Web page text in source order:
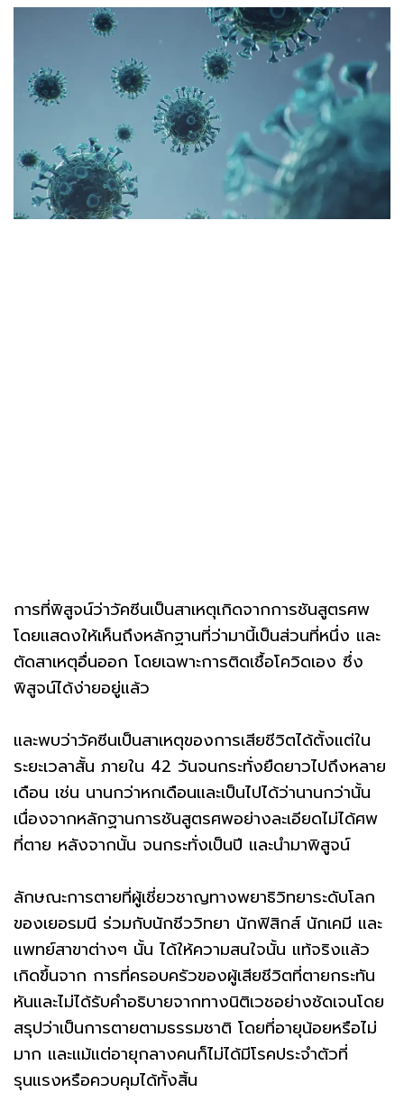
การที่พิสูจน์ว่าวัคซีนเป็นสาเหตุเกิดจากการชันสูตรศพ
โดยแสดงให้เห็นถึงหลักฐานที่ว่ามานี้เป็นส่วนที่หนึ่ง และ
ตัดสาเหตุอื่นออก โดยเฉพาะการติดเชื้อโควิดเอง ซึ่ง
พิสูจน์ได้ง่ายอยู่แล้ว
และพบว่าวัคซีนเป็นสาเหตุของการเสียชีวิตได้ตั้งแต่ใน
ระยะเวลาสั้น ภายใน 42 วันจนกระทั่งยืดยาวไปถึงหลาย
เดือน เช่น นานกว่าหกเดือนและเป็นไปได้ว่านานกว่านั้น
เนื่องจากหลักฐานการชันสูตรศพอย่างละเอียดไม่ได้ศพ
ที่ตาย หลังจากนั้น จนกระทั่งเป็นปี และนำมาพิสูจน์
ลักษณะการตายที่ผู้เชี่ยวชาญทางพยาธิวิทยาระดับโลก
ของเยอรมนี ร่วมกับนักชีววิทยา นักฟิสิกส์ นักเคมี และ
แพทย์สาขาต่างๆ นั้น ได้ให้ความสนใจนั้น แท้จริงแล้ว
เกิดขึ้นจาก การที่ครอบครัวของผู้เสียชีวิตที่ตายกระทัน
หันและไม่ได้รับคำอธิบายจากทางนิติเวชอย่างชัดเจนโดย
สรุปว่าเป็นการตายตามธรรมชาติ โดยที่อายุน้อยหรือไม่
มาก และแม้แต่อายุกลางคนก็ไม่ได้มีโรคประจำตัวที่
รุนแรงหรือควบคุมได้ทั้งสิ้น